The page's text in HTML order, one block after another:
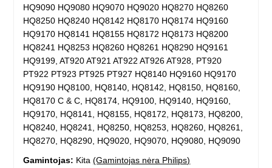
HQ9090 HQ9080 HQ9070 HQ9020 HQ8270 HQ8260
HQ8250 HQ8240 HQ8142 HQ8170 HQ8174 HQ9160
HQ9170 HQ8141 HQ8155 HQ8172 HQ8173 HQ8200
HQ8241 HQ8253 HQ8260 HQ8261 HQ8290 HQ9161
HQ9199, AT920 AT921 AT922 AT926 AT928, PT920
PT922 PT923 PT925 PT927 HQ8140 HQ9160 HQ9170
HQ9190 HQ8100, HQ8140, HQ8142, HQ8150, HQ8160,
HQ8170 C & C, HQ8174, HQ9100, HQ9140, HQ9160,
HQ9170, HQ8141, HQ8155, HQ8172, HQ8173, HQ8200,
HQ8240, HQ8241, HQ8250, HQ8253, HQ8260, HQ8261,
HQ8270, HQ8290, HQ9020, HQ9070, HQ9080, HQ9090
Gamintojas: Kita(Gamintojas nėra Philips)